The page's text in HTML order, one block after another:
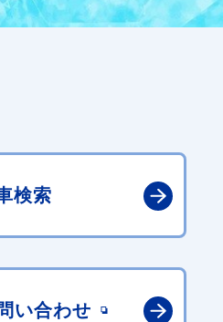
検索
い合わせ